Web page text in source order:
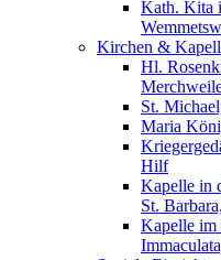
Kath. Kita
Kirchen &
Hl.
St.
Maria
Hilf
Kapelle in
St.
Kapelle im